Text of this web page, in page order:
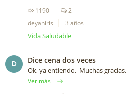
1190
2
deyaniris
3 años
Vida Saludable
D Dice cena dos veces
Ok, ya entiendo. Muchas gracias.
Ver más